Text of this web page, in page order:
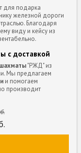
для подарка
железной дороги
Благодаря
виду и кейсу из
с доставкой
"РЖД" из
Мы предлагаем
и помогаем
производит